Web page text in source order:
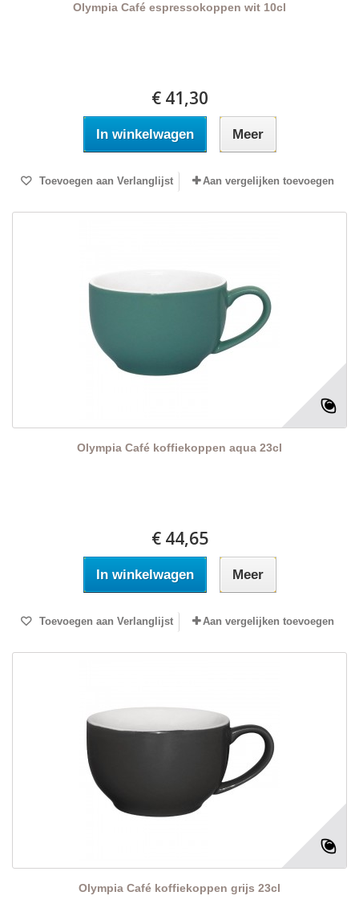
Olympia Café espressokoppen wit 10cl
€ 41,30
In winkelwagen Meer
Toevoegen aan Verlanglijst Aan vergelijken toevoegen
Olympia Café koffiekoppen aqua 23cl
€ 44,65
In winkelwagen Meer
Toevoegen aan Verlanglijst Aan vergelijken toevoegen
Olympia Café koffiekoppen grijs 23cl